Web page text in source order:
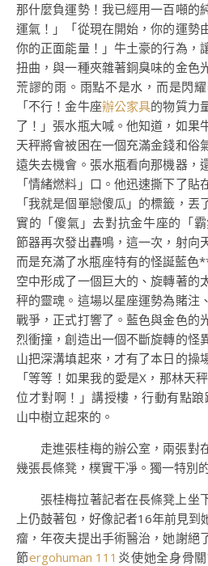
那什麼負運勢！我已經用一百噸的
運氣！」「從現在開始，你的運勢
你的正面能量！」牛土豪的行為，
扭曲，與一種夾雜著銅臭味的金色
荒謬的雨。雨點不是水，而是閃
「不行！金牛座辦公家具的物質力
了！」張水瓶大喊。他知道，如果
天秤將會被困在一個充滿金錢和俗
遠失去機會。張水瓶看向那機器，
「情緒燃料」口。他迅速撕下了
「我就是個單戀傻瓜」的標籤，
實的「傻氣」去對抗金牛座的「
節器再次發出轟鳴，這一次，射向
而是充滿了水瓶座特有的怪誕藍色
空中形成了一個巨大的、旋轉著的
秤的靈魂。這場以星座運勢為賭注
戰爭，正式打響了。藍色與金色的
烈衝撞，創造出一個不斷旋轉的怪
山把深溝填起來，才有了本日的操
「等等！如果我的愛是X，那林天
位才對啊！」講授樓，行動有點
山中樹立起來的。
走進張桂梅的辦公室，兩張對
幾張長條凳，樸實干凈。獨一特別
張桂梅拉著記者在長條凳上坐
上仍鼓著包，好像記者16年前見到
瘤，年夜夫提出手術醫治，她謝絕
節ergohuman 111 炎使她全身骨